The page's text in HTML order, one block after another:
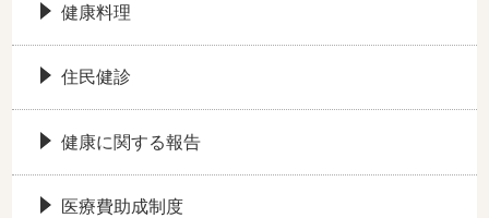
健康料理
住民健診
健康に関する報告
医療費助成制度